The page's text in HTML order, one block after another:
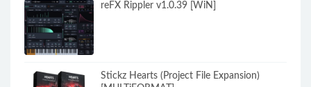
reFX Rippler v1.0.39 [WiN]
Stickz Hearts (Project File Expansion)